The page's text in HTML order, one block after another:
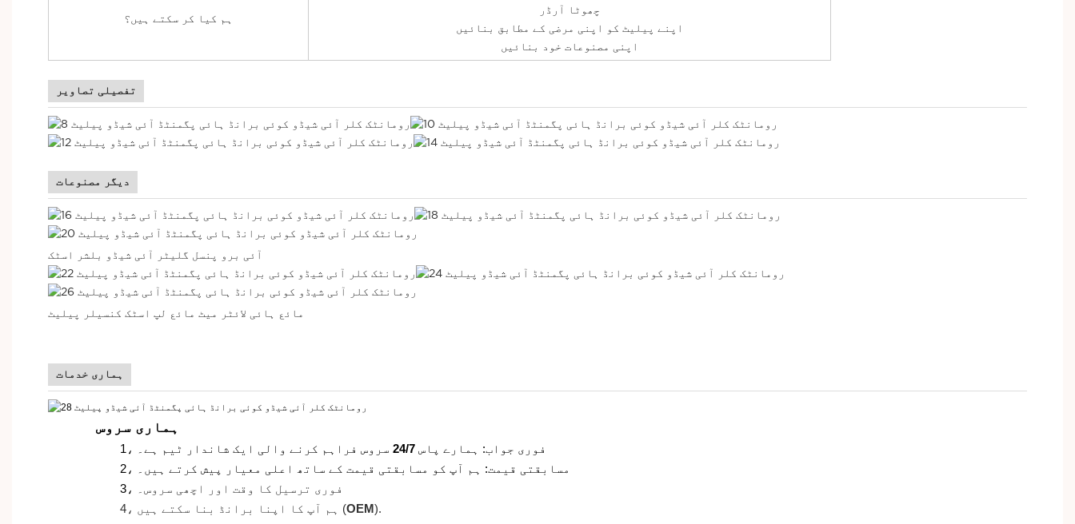
ہم کیا کر سکتے ہیں؟
چھوٹا آرڈر
اپنے پیلیٹ کو اپنی مرضی کے مطابق بنائیں
اپنی مصنوعات خود بنائیں
تفصیلی تصاویر
دیگر مصنوعات
آئی برو پنسل گلیٹر آئی شیڈو بلشر اسٹک
مائع ہائی لائٹر میٹ مائع لپ اسٹک کنسیلر پیلیٹ
ہماری خدمات
ہماری سروس
1، فوری جواب: ہمارے پاس 24/7 سروس فراہم کرنے والی ایک شاندار ٹیم ہے۔
2، مسابقتی قیمت: ہم آپ کو مسابقتی قیمت کے ساتھ اعلی معیار پیش کرتے ہیں۔
3،
فوری ترسیل کا وقت اور اچھی سروس۔
4،
ہم آپ کا اپنا برانڈ بنا سکتے ہیں (OEM).